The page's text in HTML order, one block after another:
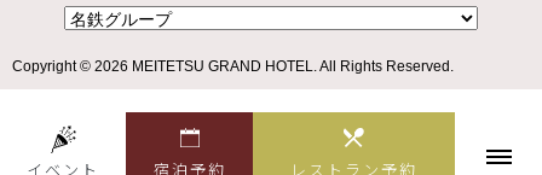
イベント 宿泊予約 レストラン予約
Copyright © 2026 MEITETSU GRAND HOTEL. All Rights Reserved.